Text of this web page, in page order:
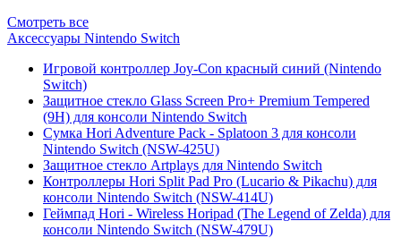
Смотреть все
Аксессуары Nintendo Switch
Игровой контроллер Joy-Con красный синий (Nintendo
Switch)
Защитное стекло Glass Screen Pro+ Premium Tempered
(9H) для консоли Nintendo Switch
Сумка Hori Adventure Pack - Splatoon 3 для консоли
Nintendo Switch (NSW-425U)
Защитное стекло Artplays для Nintendo Switch
Контроллеры Hori Split Pad Pro (Lucario & Pikachu) для
консоли Nintendo Switch (NSW-414U)
Геймпад Hori - Wireless Horipad (The Legend of Zelda) для
консоли Nintendo Switch (NSW-479U)